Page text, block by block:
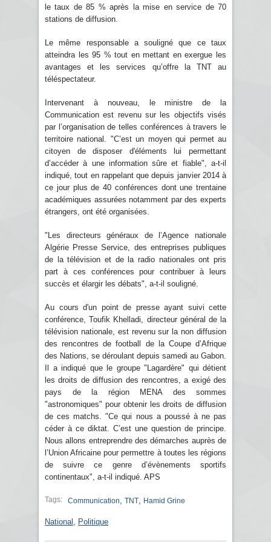
le taux de 85 % après la mise en service de 70
stations de diffusion.
Le même responsable a souligné que ce taux
atteindra les 95 % tout en mettant en exergue les
avantages et les services qu’offre la TNT au
téléspectateur.
Intervenant à nouveau, le ministre de la
Communication est revenu sur les objectifs visés
par l’organisation de telles conférences à travers le
territoire national. "C’est un moyen qui permet au
citoyen de disposer d'éléments lui permettant
d’accéder à une information sûre et fiable", a-t-il
indiqué, tout en rappelant que depuis janvier 2014 à
ce jour plus de 40 conférences dont une trentaine
académiques assurées notamment par des experts
étrangers, ont été organisées.
"Les directeurs généraux de l’Agence nationale
Algérie Presse Service, des entreprises publiques
de la télévision et de la radio nationales ont pris
part à ces conférences pour contribuer à leurs
succès et élargir les débats", a-t-il souligné.
Au cours d'un point de presse ayant suivi cette
conférence, Toufik Khelladi, directeur général de la
télévision nationale, est revenu sur la non diffusion
des rencontres de football de la Coupe d’Afrique
des Nations, se déroulant depuis samedi au Gabon.
Il a indiqué que le groupe "Lagardère" qui détient
les droits de diffusion des rencontres, a exigé des
pays de la région MENA des sommes
"astronomiques" pour obtenir les droits de diffusion
de ces matchs. "Ce qui nous a poussé à ne pas
céder à ce diktat. C’est une question de principe.
Nous allons entreprendre des démarches auprès de
l’Union Africaine pour permettre à toutes les régions
de suivre ce genre d’évènements sportifs
continentaux", a-t-il indiqué. APS
Tags: Communication TNT Hamid Grine
National Politique